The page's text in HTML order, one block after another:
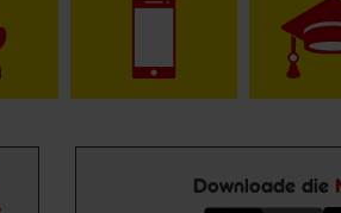
Downloade die